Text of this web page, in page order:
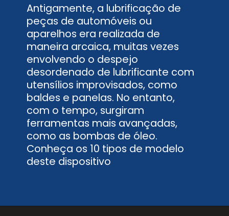
Antigamente, a lubrificação de
peças de automóveis ou
aparelhos era realizada de
maneira arcaica, muitas vezes
envolvendo o despejo
desordenado de lubrificante com
utensílios improvisados, como
baldes e panelas. No entanto,
com o tempo, surgiram
ferramentas mais avançadas,
como as bombas de óleo.
Conheça os 10 tipos de modelo
deste dispositivo